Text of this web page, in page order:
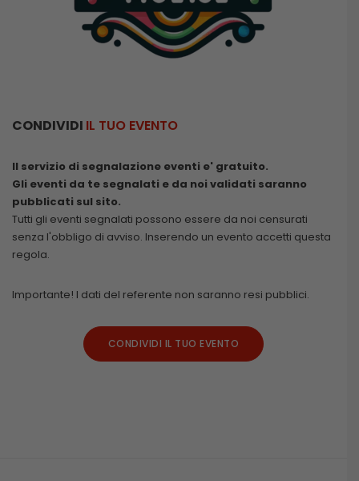
CONDIVIDI IL TUO EVENTO
Il servizio di segnalazione eventi e' gratuito.
Gli eventi da te segnalati e da noi validati saranno
pubblicati sul sito.
Tutti gli eventi segnalati possono essere da noi censurati
senza l'obbligo di avviso. Inserendo un evento accetti questa
regola.
Importante! I dati del referente non saranno resi pubblici.
CONDIVIDI IL TUO EVENTO